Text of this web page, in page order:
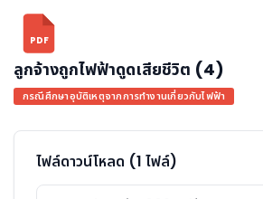
PDF
ลูกจ้างถูกไฟฟ้าดูดเสียชีวิต (4)
กรณีศึกษาอุบัติเหตุจากการทำงานเกี่ยวกับไฟฟ้า
ไฟล์ดาวน์โหลด (1 ไฟล์)